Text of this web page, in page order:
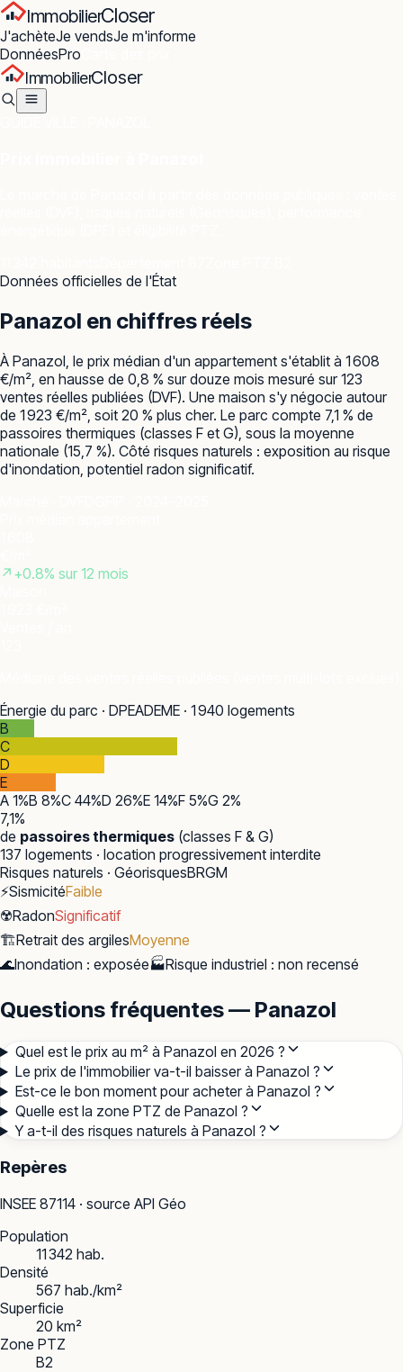
ImmobilierCloser
J'achèteJe vendsJe m'informe
DonnéesPro
ImmobilierCloser
Données officielles de l'État
Panazol en chiffres réels
À Panazol, le prix médian d'un appartement s'établit à 1 608
€/m², en hausse de 0,8 % sur douze mois mesuré sur 123
ventes réelles publiées (DVF). Une maison s'y négocie autour
de 1 923 €/m², soit 20 % plus cher. Le parc compte 7,1 % de
passoires thermiques (classes F et G), sous la moyenne
nationale (15,7 %). Côté risques naturels : exposition au risque
d'inondation, potentiel radon significatif.
↗ +0.8% sur 12 mois
Énergie du parc · DPEADEME · 1 940 logements
B
C
D
E
A 1%B 8%C 44%D 26%E 14%F 5%G 2%
7,1%
de passoires thermiques (classes F & G)
137 logements · location progressivement interdite
Risques naturels · GéorisquesBRGM
⚡SismicitéFaible
☢️RadonSignificatif
🏗️Retrait des argilesMoyenne
🌊Inondation : exposée🏭Risque industriel : non recensé
Questions fréquentes — Panazol
Quel est le prix au m² à Panazol en 2026 ?
Le prix de l'immobilier va-t-il baisser à Panazol ?
Est-ce le bon moment pour acheter à Panazol ?
Quelle est la zone PTZ de Panazol ?
Y a-t-il des risques naturels à Panazol ?
Repères
INSEE 87114 · source API Géo
Population
11 342 hab.
Densité
567 hab./km²
Superficie
20 km²
Zone PTZ
B2